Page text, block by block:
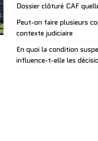
Dossier clôturé CAF
Peut-on faire plusieurs
contexte judiciaire
En quoi la condition
influence-t-elle les